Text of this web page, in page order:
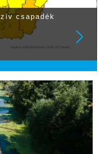
csapadék